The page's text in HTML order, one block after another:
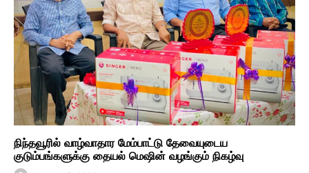
நிந்தவூரில் வாழ்வாதார மேம்பாட்டு தேவையுடைய
குடும்பங்களுக்கு தையல் மெஷின் வழங்கும் நிகழ்வு